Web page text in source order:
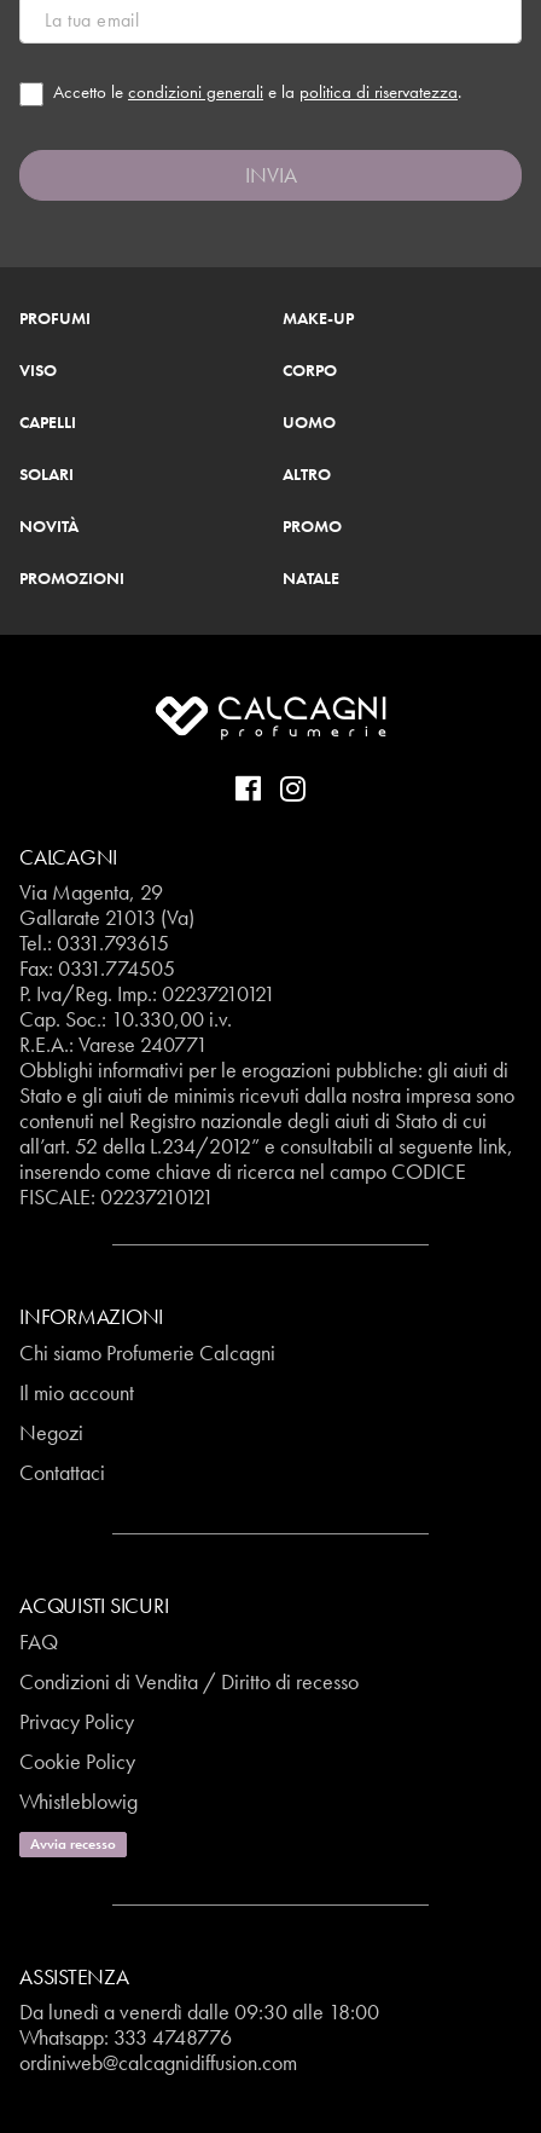
Accetto le condizioni generali e la politica di riservatezza.
INVIA
PROFUMI MAKE-UP
VISO CORPO
CAPELLI UOMO
SOLARI ALTRO
NOVITÀ PROMO
PROMOZIONI NATALE
CALCAGNI
Via Magenta, 29
Gallarate 21013 (Va)
Tel.: 0331.793615
Fax: 0331.774505
P. Iva/Reg. Imp.: 02237210121
Cap. Soc.: 10.330,00 i.v.
R.E.A.: Varese 240771
Obblighi informativi per le erogazioni pubbliche: gli aiuti di
Stato e gli aiuti de minimis ricevuti dalla nostra impresa sono
contenuti nel Registro nazionale degli aiuti di Stato di cui
all’art. 52 della L.234/2012” e consultabili al seguente link,
inserendo come chiave di ricerca nel campo CODICE
FISCALE: 02237210121
INFORMAZIONI
Chi siamo Profumerie Calcagni
Il mio account
Negozi
Contattaci
ACQUISTI SICURI
FAQ
Condizioni di Vendita / Diritto di recesso
Privacy Policy
Cookie Policy
Whistleblowig
Avvia recesso
ASSISTENZA
Da lunedì a venerdì dalle 09:30 alle 18:00
Whatsapp: 333 4748776
ordiniweb@calcagnidiffusion.com